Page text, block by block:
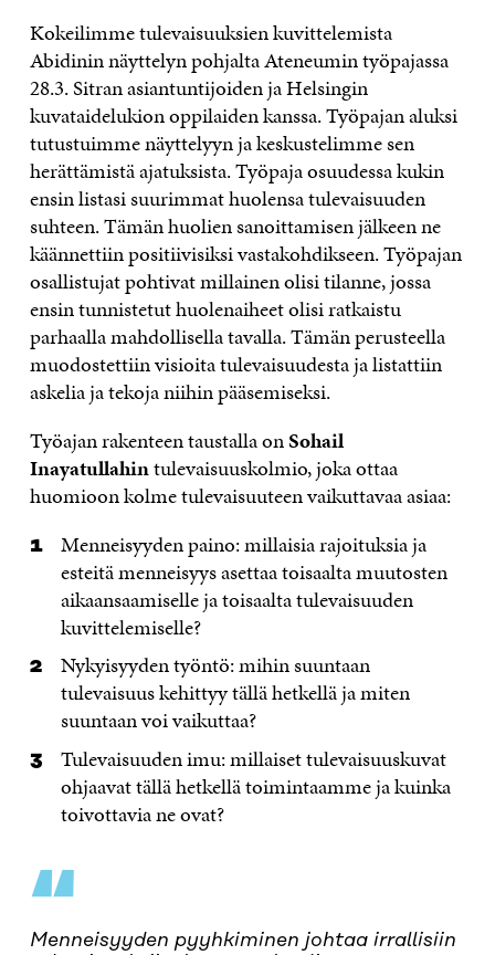
Kokeilimme tulevaisuuksien kuvittelemista
Abidinin näyttelyn pohjalta Ateneumin työpajassa
28.3. Sitran asiantuntijoiden ja Helsingin
kuvataidelukion oppilaiden kanssa. Työpajan aluksi
tutustuimme näyttelyyn ja keskustelimme sen
herättämistä ajatuksista. Työpaja osuudessa kukin
ensin listasi suurimmat huolensa tulevaisuuden
suhteen. Tämän huolien sanoittamisen jälkeen ne
käännettiin positiivisiksi vastakohdikseen. Työpajan
osallistujat pohtivat millainen olisi tilanne, jossa
ensin tunnistetut huolenaiheet olisi ratkaistu
parhaalla mahdollisella tavalla. Tämän perusteella
muodostettiin visioita tulevaisuudesta ja listattiin
askelia ja tekoja niihin pääsemiseksi.
Työajan rakenteen taustalla onSohail
Inayatullahintulevaisuuskolmio, joka ottaa
huomioon kolme tulevaisuuteen vaikuttavaa asiaa:
Menneisyyden paino: millaisia rajoituksia ja
esteitä menneisyys asettaa toisaalta muutosten
aikaansaamiselle ja toisaalta tulevaisuuden
kuvittelemiselle?
Nykyisyyden työntö: mihin suuntaan
tulevaisuus kehittyy tällä hetkellä ja miten
suuntaan voi vaikuttaa?
Tulevaisuuden imu: millaiset tulevaisuuskuvat
ohjaavat tällä hetkellä toimintaamme ja kuinka
toivottavia ne ovat?
“
Menneisyyden pyyhkiminen johtaa irrallisiin